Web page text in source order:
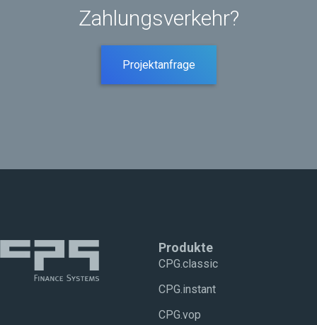
Zahlungsverkehr?
Projektanfrage
Produkte
CPG.classic
CPG.instant
CPG.vop